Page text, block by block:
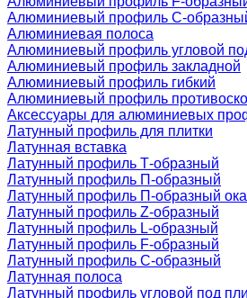
Алюминиевый профиль C-
Алюминиевая полоса
Алюминиевый профиль угловой
Алюминиевый профиль закладной
Алюминиевый профиль гибкий
Алюминиевый профиль
Аксессуары для алюминиевых
Латунный профиль для плитки
Латунная вставка
Латунный профиль Т-образный
Латунный профиль П-образный
Латунный профиль П-образный
Латунный профиль Z-образный
Латунный профиль L-образный
Латунный профиль F-образный
Латунный профиль C-образный
Латунная полоса
Латунный профиль угловой под